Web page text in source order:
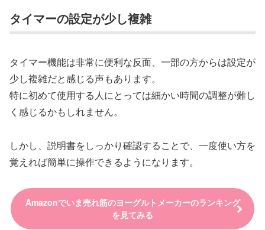
タイマーの設定が少し複雑
タイマー機能は非常に便利な反面、一部の方からは設定が
少し複雑だと感じる声もあります。
特に初めて使用する人にとっては細かい時間の調整が難し
く感じるかもしれません。
しかし、説明書をしっかり確認することで、一度使い方を
覚えれば簡単に操作できるようになります。
Amazonでいま売れ筋のヨーグルトメーカーのランキング
を見てみる